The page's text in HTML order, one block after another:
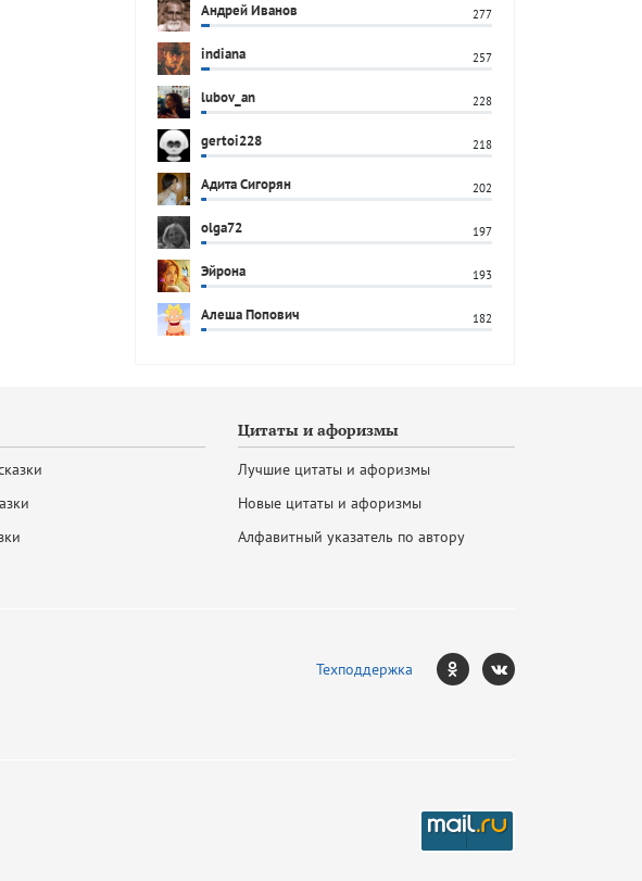
Андрей Иванов 277
indiana 257
lubov_an 228
gertoi228 218
Адита Сигорян 202
olga72 197
Эйрона 193
Алеша Попович 182
Цитаты и афоризмы
Лучшие цитаты и афоризмы
Новые цитаты и афоризмы
Алфавитный указатель по автору
Техподдержка